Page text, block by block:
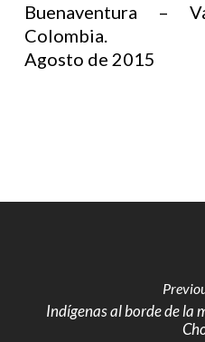
Buenaventura –
Colombia.
Agosto de 2015
Indígenas al borde de la